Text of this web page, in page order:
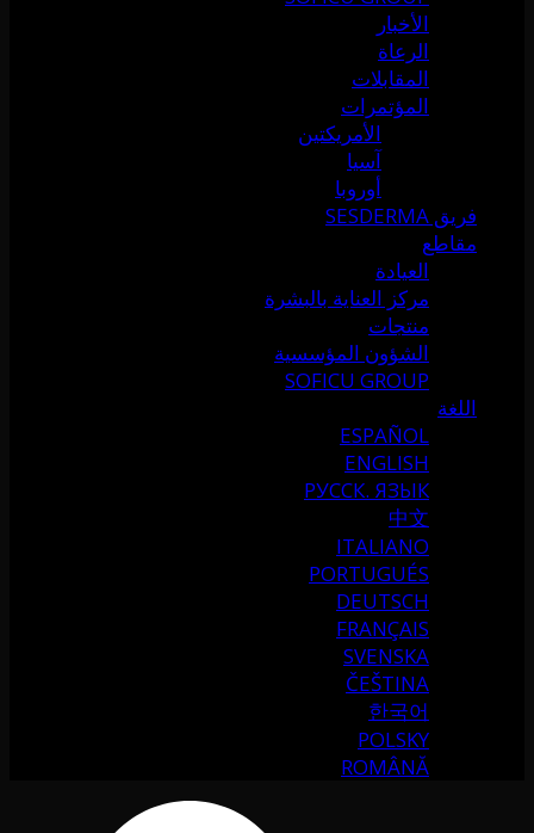
الأخبار
الرعاة
المقابلات
المؤتمرات
الأمريكتين
آسيا
أوروبا
فريق SESDERMA
مقاطع
العيادة
مركز العناية بالبشرة
منتجات
الشؤون المؤسسية
SOFICU GROUP
اللغة
ESPAÑOL
ENGLISH
РУССК. ЯЗЫК
中文
ITALIANO
PORTUGUÉS
DEUTSCH
FRANÇAIS
SVENSKA
ČEŠTINA
한국어
POLSKY
ROMÂNĂ